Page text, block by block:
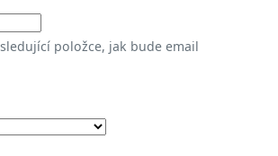
položce, jak bude email